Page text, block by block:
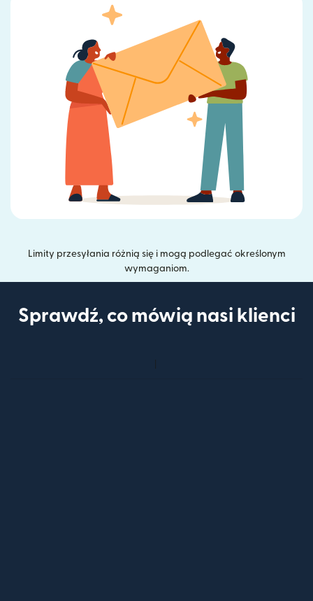
Limity przesyłania różnią się i mogą podlegać określonym
wymaganiom.
Sprawdź, co mówią nasi klienci